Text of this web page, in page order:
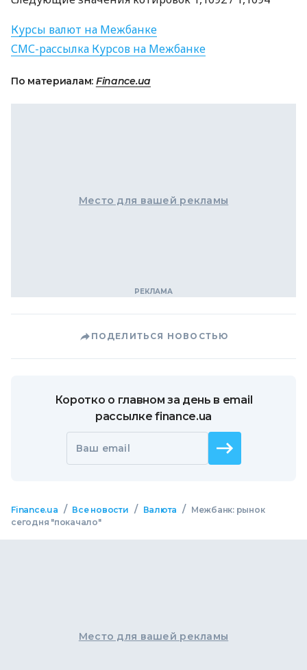
Курсы валют на Межбанке
СМС-рассылка Курсов на Межбанке
По материалам: Finance.ua
Место для вашей рекламы
ПОДЕЛИТЬСЯ НОВОСТЬЮ
Коротко о главном за день в email
рассылке finance.ua
Ваш email
Finance.ua / Все новости / Валюта /
Межбанк: рынок
сегодня "покачало"
Место для вашей рекламы